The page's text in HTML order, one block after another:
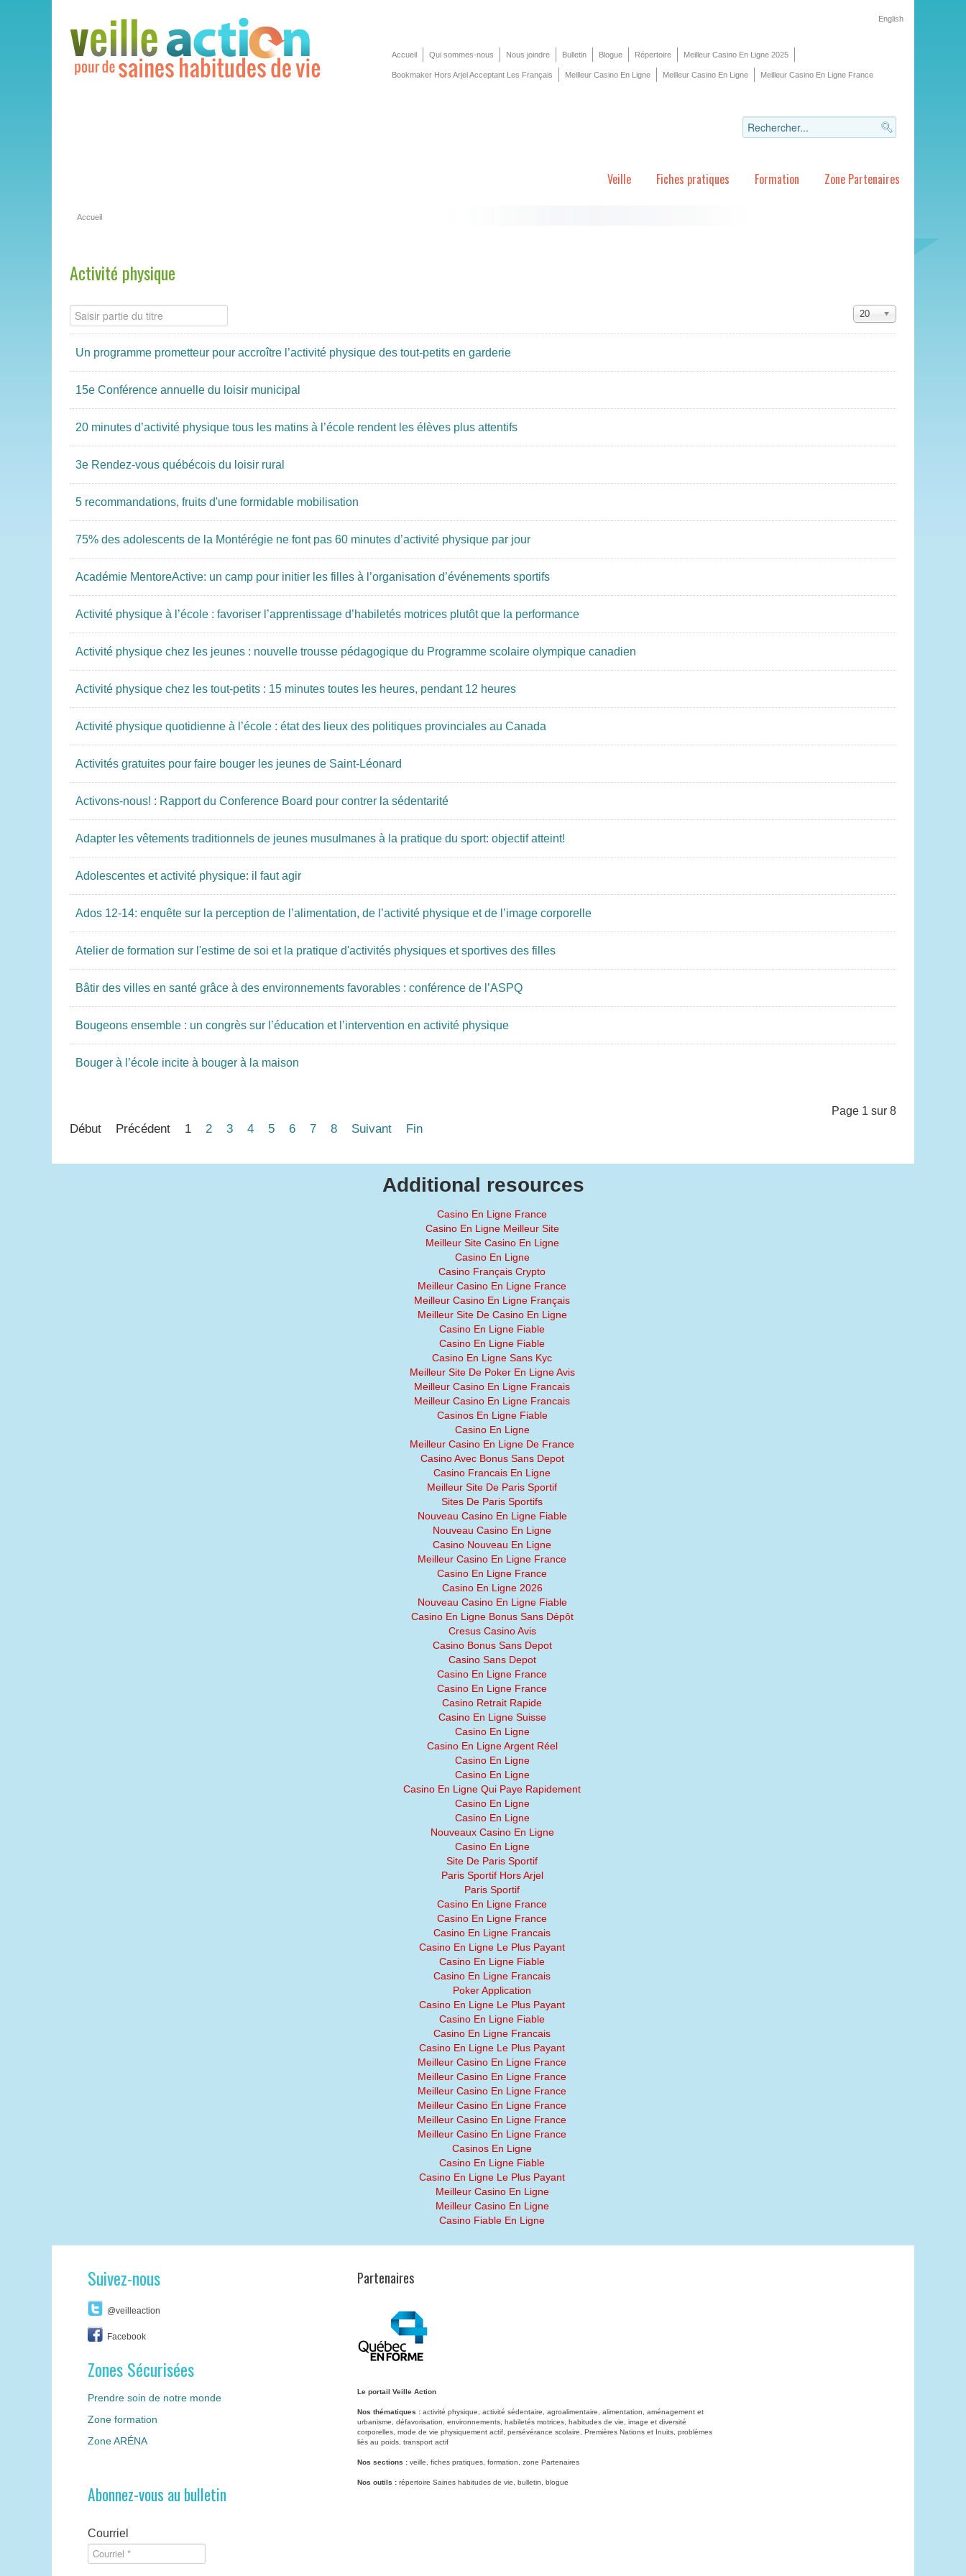
English
Accueil Qui sommes-nous Nous joindre Bulletin Blogue Répertoire Meilleur Casino En Ligne 2025
Bookmaker Hors Arjel Acceptant Les Français Meilleur Casino En Ligne Meilleur Casino En Ligne Meilleur Casino En Ligne France
Veille Fiches pratiques Formation Zone Partenaires
Accueil
Activité physique
20
Un programme prometteur pour accroître l’activité physique des tout-petits en garderie
15e Conférence annuelle du loisir municipal
20 minutes d’activité physique tous les matins à l’école rendent les élèves plus attentifs
3e Rendez-vous québécois du loisir rural
5 recommandations, fruits d'une formidable mobilisation
75% des adolescents de la Montérégie ne font pas 60 minutes d’activité physique par jour
Académie MentoreActive: un camp pour initier les filles à l’organisation d’événements sportifs
Activité physique à l’école : favoriser l’apprentissage d’habiletés motrices plutôt que la performance
Activité physique chez les jeunes : nouvelle trousse pédagogique du Programme scolaire olympique canadien
Activité physique chez les tout-petits : 15 minutes toutes les heures, pendant 12 heures
Activité physique quotidienne à l’école : état des lieux des politiques provinciales au Canada
Activités gratuites pour faire bouger les jeunes de Saint-Léonard
Activons-nous! : Rapport du Conference Board pour contrer la sédentarité
Adapter les vêtements traditionnels de jeunes musulmanes à la pratique du sport: objectif atteint!
Adolescentes et activité physique: il faut agir
Ados 12-14: enquête sur la perception de l’alimentation, de l’activité physique et de l’image corporelle
Atelier de formation sur l'estime de soi et la pratique d'activités physiques et sportives des filles
Bâtir des villes en santé grâce à des environnements favorables : conférence de l’ASPQ
Bougeons ensemble : un congrès sur l’éducation et l’intervention en activité physique
Bouger à l’école incite à bouger à la maison
Page 1 sur 8
Début Précédent 1 2 3 4 5 6 7 8 Suivant Fin
Additional resources
Casino En Ligne France
Casino En Ligne Meilleur Site
Meilleur Site Casino En Ligne
Casino En Ligne
Casino Français Crypto
Meilleur Casino En Ligne France
Meilleur Casino En Ligne Français
Meilleur Site De Casino En Ligne
Casino En Ligne Fiable
Casino En Ligne Fiable
Casino En Ligne Sans Kyc
Meilleur Site De Poker En Ligne Avis
Meilleur Casino En Ligne Francais
Meilleur Casino En Ligne Francais
Casinos En Ligne Fiable
Casino En Ligne
Meilleur Casino En Ligne De France
Casino Avec Bonus Sans Depot
Casino Francais En Ligne
Meilleur Site De Paris Sportif
Sites De Paris Sportifs
Nouveau Casino En Ligne Fiable
Nouveau Casino En Ligne
Casino Nouveau En Ligne
Meilleur Casino En Ligne France
Casino En Ligne France
Casino En Ligne 2026
Nouveau Casino En Ligne Fiable
Casino En Ligne Bonus Sans Dépôt
Cresus Casino Avis
Casino Bonus Sans Depot
Casino Sans Depot
Casino En Ligne France
Casino En Ligne France
Casino Retrait Rapide
Casino En Ligne Suisse
Casino En Ligne
Casino En Ligne Argent Réel
Casino En Ligne
Casino En Ligne
Casino En Ligne Qui Paye Rapidement
Casino En Ligne
Casino En Ligne
Nouveaux Casino En Ligne
Casino En Ligne
Site De Paris Sportif
Paris Sportif Hors Arjel
Paris Sportif
Casino En Ligne France
Casino En Ligne France
Casino En Ligne Francais
Casino En Ligne Le Plus Payant
Casino En Ligne Fiable
Casino En Ligne Francais
Poker Application
Casino En Ligne Le Plus Payant
Casino En Ligne Fiable
Casino En Ligne Francais
Casino En Ligne Le Plus Payant
Meilleur Casino En Ligne France
Meilleur Casino En Ligne France
Meilleur Casino En Ligne France
Meilleur Casino En Ligne France
Meilleur Casino En Ligne France
Meilleur Casino En Ligne France
Casinos En Ligne
Casino En Ligne Fiable
Casino En Ligne Le Plus Payant
Meilleur Casino En Ligne
Meilleur Casino En Ligne
Casino Fiable En Ligne
Suivez-nous
@veilleaction
Facebook
Zones Sécurisées
Prendre soin de notre monde
Zone formation
Zone ARÉNA
Abonnez-vous au bulletin
Courriel
Partenaires
Le portail Veille Action
Nos thématiques : activité physique, activité sédentaire, agroalimentaire, alimentation, aménagement et
urbanisme, défavorisation, environnements, habiletés motrices, habitudes de vie, image et diversité
corporelles, mode de vie physiquement actif, persévérance scolaire, Premières Nations et Inuits, problèmes
liés au poids, transport actif
Nos sections : veille, fiches pratiques, formation, zone Partenaires
Nos outils : répertoire Saines habitudes de vie, bulletin, blogue